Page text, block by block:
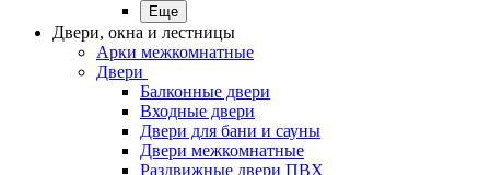
Еще
Двери, окна и лестницы
Арки межкомнатные
Двери
Балконные двери
Входные двери
Двери для бани и сауны
Двери межкомнатные
Раздвижные двери ПВХ